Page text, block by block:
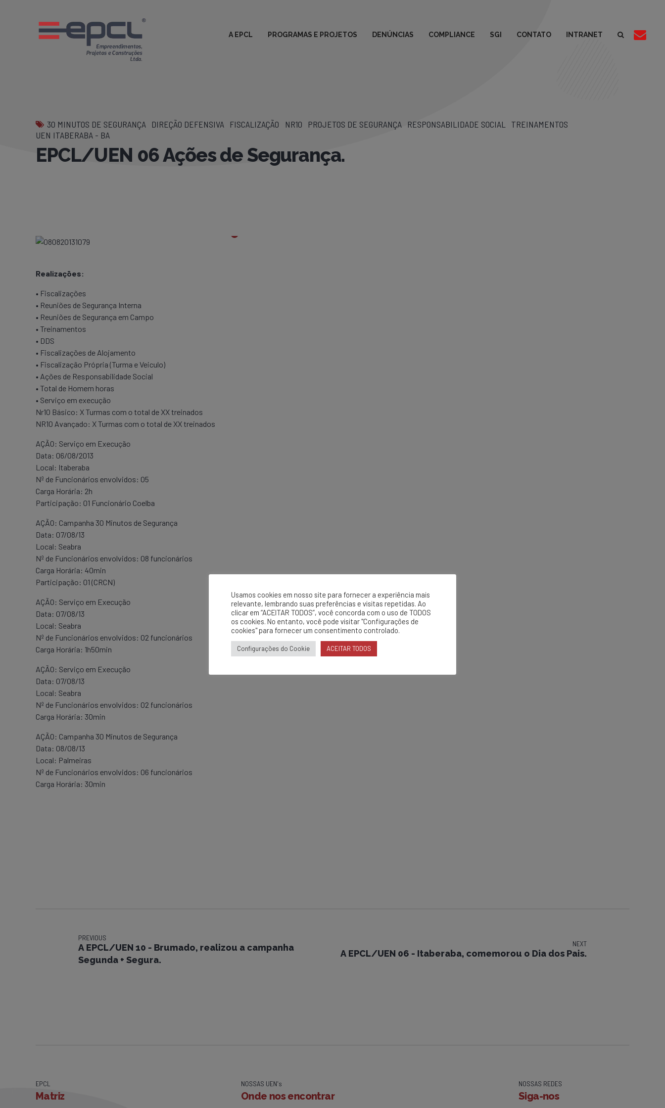
A EPCL PROGRAMAS E PROJETOS DENÚNCIAS COMPLIANCE SGI CONTATO INTRANET
30 MINUTOS DE SEGURANÇA DIREÇÃO DEFENSIVA FISCALIZAÇÃO NR10 PROJETOS DE SEGURANÇA RESPONSABILIDADE SOCIAL
TREINAMENTOS
UEN ITABERABA - BA
EPCL/UEN 06 Ações de Segurança.
Realizações:
• Fiscalizações
• Reuniões de Segurança Interna
• Reuniões de Segurança em Campo
• Treinamentos
• DDS
• Fiscalizações de Alojamento
• Fiscalização Própria (Turma e Veiculo)
• Ações de Responsabilidade Social
• Total de Homem horas
• Serviço em execução
Nr10 Básico: X Turmas com o total de XX treinados
NR10 Avançado: X Turmas com o total de XX treinados
AÇÃO: Serviço em Execução
Data: 06/08/2013
Local: Itaberaba
Nº de Funcionários envolvidos: 05
Carga Horária: 2h
Participação: 01 Funcionário Coelba
AÇÃO: Campanha 30 Minutos de Segurança
Data: 07/08/13
Local: Seabra
Nº de Funcionários envolvidos: 08 funcionários
Carga Horária: 40min
Participação: 01 (CRCN)
AÇÃO: Serviço em Execução
Data: 07/08/13
Local: Seabra
Nº de Funcionários envolvidos: 02 funcionários
Carga Horária: 1h50min
AÇÃO: Serviço em Execução
Data: 07/08/13
Local: Seabra
Nº de Funcionários envolvidos: 02 funcionários
Carga Horária: 30min
AÇÃO: Campanha 30 Minutos de Segurança
Data: 08/08/13
Local: Palmeiras
Nº de Funcionários envolvidos: 06 funcionários
Carga Horária: 30min
PREVIOUS
A EPCL/UEN 10 - Brumado, realizou a campanha
Segunda + Segura.
NEXT
A EPCL/UEN 06 - Itaberaba, comemorou o Dia dos Pais.
EPCL
Matriz
NOSSAS UEN's
Onde nos encontrar
NOSSAS REDES
Siga-nos
Usamos cookies em nosso site para fornecer a experiência mais
relevante, lembrando suas preferências e visitas repetidas. Ao
clicar em “ACEITAR TODOS”, você concorda com o uso de TODOS
os cookies. No entanto, você pode visitar "Configurações de
cookies" para fornecer um consentimento controlado.
Configurações do Cookie ACEITAR TODOS